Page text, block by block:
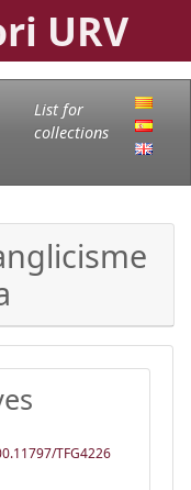
URV
List for
collections
TFG4226